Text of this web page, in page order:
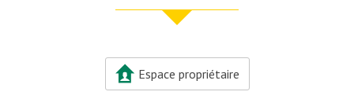
Espace propriétaire